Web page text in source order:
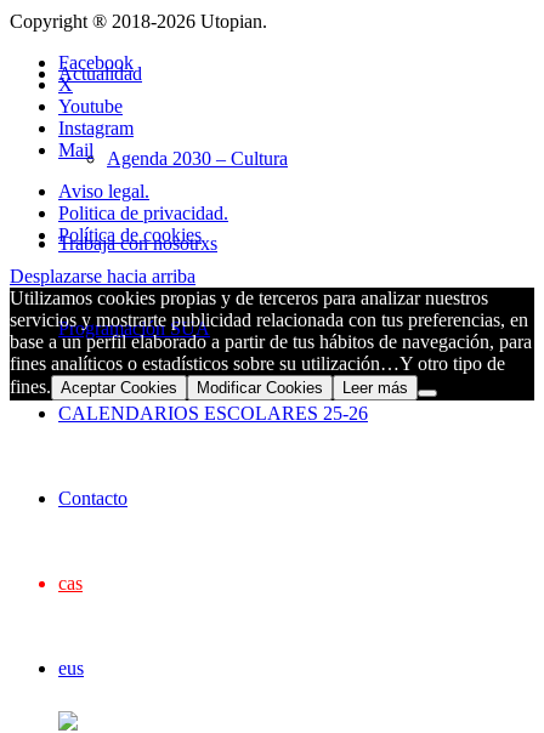
Actualidad
Agenda 2030 – Cultura
Trabaja con nosotrxs
Programación SUA
CALENDARIOS ESCOLARES 25-26
Contacto
cas
eus
Copyright ® 2018-2026 Utopian.
Facebook
X
Youtube
Instagram
Mail
Aviso legal.
Politica de privacidad.
Política de cookies
Desplazarse hacia arriba
Utilizamos cookies propias y de terceros para analizar nuestros
servicios y mostrarte publicidad relacionada con tus preferencias, en
base a un perfil elaborado a partir de tus hábitos de navegación, para
fines analíticos o estadísticos sobre su utilización…Y otro tipo de
fines. Aceptar Cookies Modificar Cookies Leer más